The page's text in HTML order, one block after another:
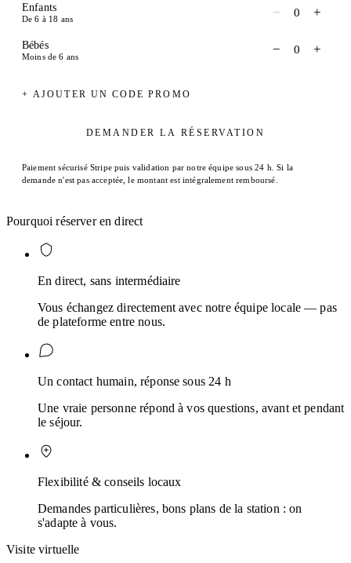
Enfants
De 6 à 18 ans − 0 +
Bébés
Moins de 6 ans − 0 +
+ AJOUTER UN CODE PROMO
DEMANDER LA RÉSERVATION
Paiement sécurisé Stripe puis validation par notre équipe sous 24 h. Si la
demande n'est pas acceptée, le montant est intégralement remboursé.
Pourquoi réserver en direct
En direct, sans intermédiaire
Vous échangez directement avec notre équipe locale — pas
de plateforme entre nous.
Un contact humain, réponse sous 24 h
Une vraie personne répond à vos questions, avant et pendant
le séjour.
Flexibilité & conseils locaux
Demandes particulières, bons plans de la station : on
s'adapte à vous.
Visite virtuelle